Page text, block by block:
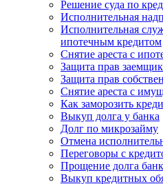
Решение суда по
Исполнительная
Исполнительная
ипотечным кредитом
Снятие ареста с
Защита прав
Защита прав
Снятие ареста с
Как заморозить
Выкуп долга у банка
Долг по микрозайму
Отмена
Переговоры с
Прощение долга
Выкуп кредитных